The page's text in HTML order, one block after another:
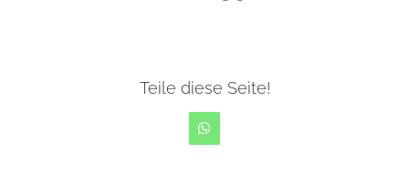
Teile diese Seite!
WhatsApp